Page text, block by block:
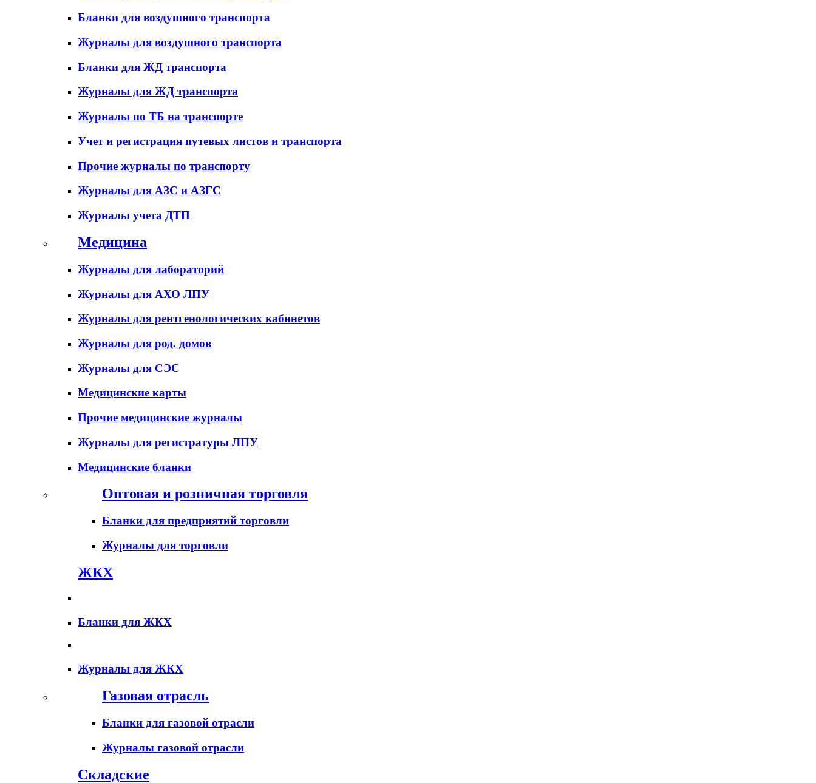
Бланки для воздушного транспорта
Журналы для воздушного транспорта
Бланки для ЖД транспорта
Журналы для ЖД транспорта
Журналы по ТБ на транспорте
Учет и регистрация путевых листов и транспорта
Прочие журналы по транспорту
Журналы для АЗС и АЗГС
Журналы учета ДТП
Медицина
Журналы для лабораторий
Журналы для АХО ЛПУ
Журналы для рентгенологических кабинетов
Журналы для род. домов
Журналы для СЭС
Медицинские карты
Прочие медицинские журналы
Журналы для регистратуры ЛПУ
Медицинские бланки
Оптовая и розничная торговля
Бланки для предприятий торговли
Журналы для торговли
ЖКХ
Бланки для ЖКХ
Журналы для ЖКХ
Газовая отрасль
Бланки для газовой отрасли
Журналы газовой отрасли
Складские